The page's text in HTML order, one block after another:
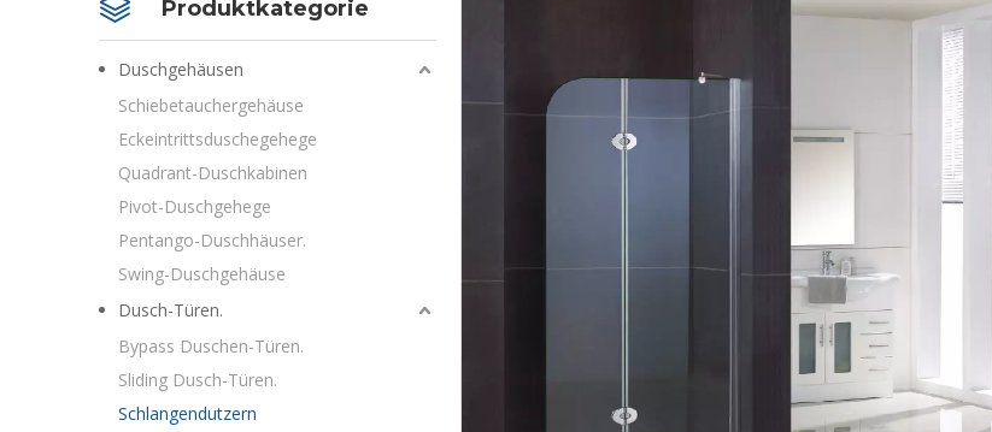
Produktkategorie
Duschgehäusen
Schiebetauchergehäuse
Eckeintrittsduschegehege
Quadrant-Duschkabinen
Pivot-Duschgehege
Pentango-Duschhäuser.
Swing-Duschgehäuse
Dusch-Türen.
Bypass Duschen-Türen.
Sliding Dusch-Türen.
Schlangendutzern